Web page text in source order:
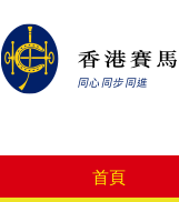
首頁